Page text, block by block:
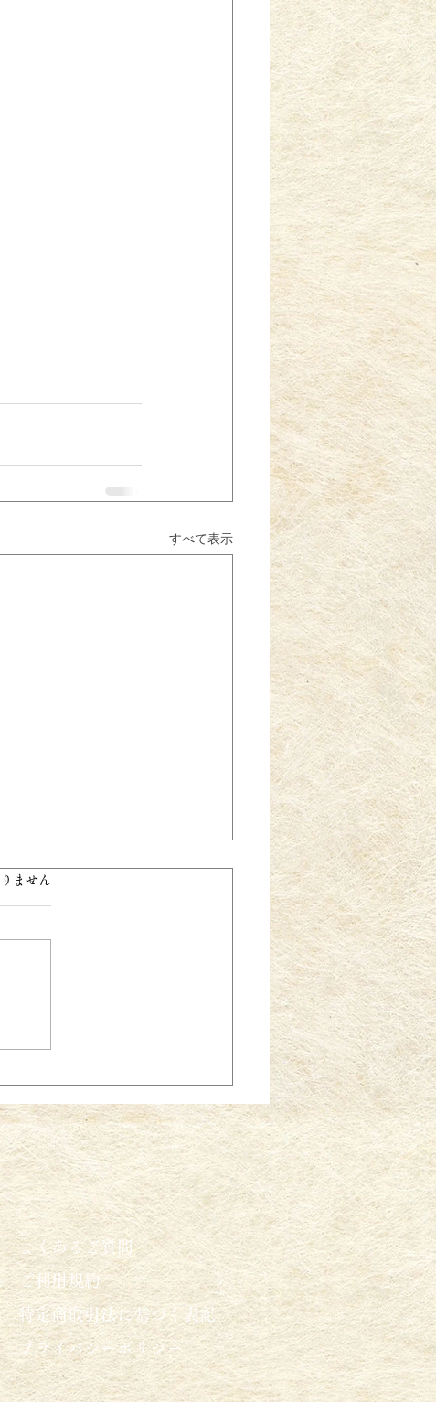
すべて表示
す。
ません
よくあるご質問
ご利用規約
特定商取引法に基づく表記
プライバシーポリシー